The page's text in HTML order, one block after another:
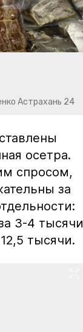
Астрахань 24
осетра.
спросом,
за
3-4 тысячи
тысячи.